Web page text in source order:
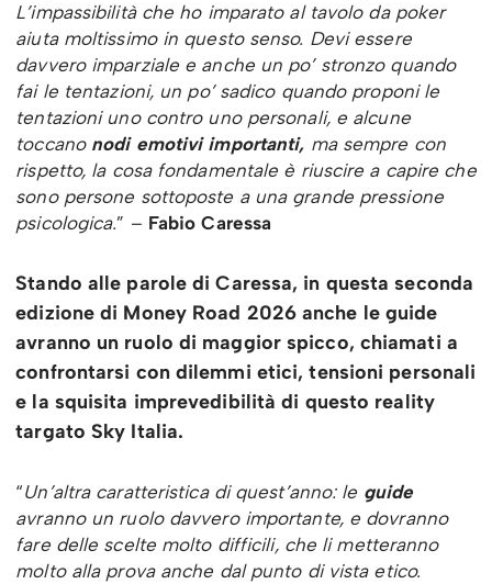
L’impassibilità che ho imparato al tavolo da poker
aiuta moltissimo in questo senso. Devi essere
davvero imparziale e anche un po’ stronzo quando
fai le tentazioni, un po’ sadico quando proponi le
tentazioni uno contro uno personali, e alcune
toccano nodi emotivi importanti, ma sempre con
rispetto, la cosa fondamentale è riuscire a capire che
sono persone sottoposte a una grande pressione
psicologica.” – Fabio Caressa
Stando alle parole di Caressa, in questa seconda
edizione di Money Road 2026 anche le guide
avranno un ruolo di maggior spicco, chiamati a
confrontarsi con dilemmi etici, tensioni personali
e la squisita imprevedibilità di questo reality
targato Sky Italia.
“Un’altra caratteristica di quest’anno: le guide
avranno un ruolo davvero importante, e dovranno
fare delle scelte molto difficili, che li metteranno
molto alla prova anche dal punto di vista etico.